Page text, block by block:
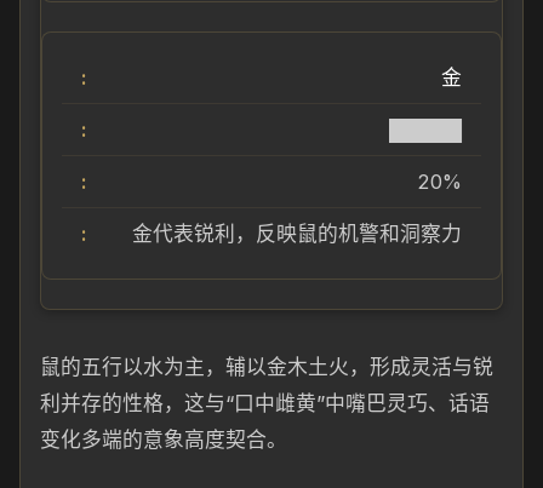
金
20%
金代表锐利，反映鼠的机警和洞察力
鼠的五行以水为主，辅以金木土火，形成灵活与锐
利并存的性格，这与“口中雌黄”中嘴巴灵巧、话语
变化多端的意象高度契合。